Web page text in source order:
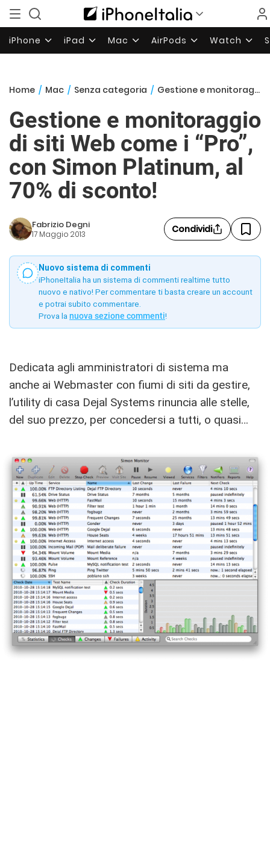
iPhone iPad Mac AirPods Watch
Home / Mac / Senza categoria / Gestione e monitoraggio di siti Web come i “Pro”, con Simon Platinum, al 70% di sconto!
Gestione e monitoraggio
di siti Web come i “Pro”,
con Simon Platinum, al
70% di sconto!
Fabrizio Degni
17 Maggio 2013 Condividi
Nuovo sistema di commenti
iPhoneItalia ha un sistema di commenti realtime tutto
nuovo e nativo! Per commentare ti basta creare un account
e potrai subito commentare.
Prova la nuova sezione commenti!
Dedicata agli amministratori di sistema ma
anche ai Webmaster con fiumi di siti da gestire,
l’utility di casa Dejal Systems rinuncia alle stelle,
del suo prezzo, per concedersi a tutti, o quasi…